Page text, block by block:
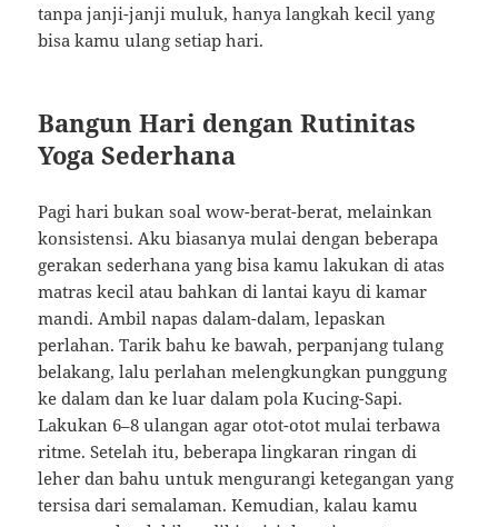
tanpa janji-janji muluk, hanya langkah kecil yang
bisa kamu ulang setiap hari.
Bangun Hari dengan Rutinitas
Yoga Sederhana
Pagi hari bukan soal wow-berat-berat, melainkan
konsistensi. Aku biasanya mulai dengan beberapa
gerakan sederhana yang bisa kamu lakukan di atas
matras kecil atau bahkan di lantai kayu di kamar
mandi. Ambil napas dalam-dalam, lepaskan
perlahan. Tarik bahu ke bawah, perpanjang tulang
belakang, lalu perlahan melengkungkan punggung
ke dalam dan ke luar dalam pola Kucing-Sapi.
Lakukan 6–8 ulangan agar otot-otot mulai terbawa
ritme. Setelah itu, beberapa lingkaran ringan di
leher dan bahu untuk mengurangi ketegangan yang
tersisa dari semalaman. Kemudian, kalau kamu